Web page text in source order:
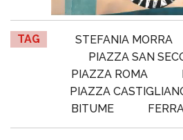
TAG STEFANIA MORRA
PIAZZA SAN
PIAZZA ROMA
PIAZZA
BITUME